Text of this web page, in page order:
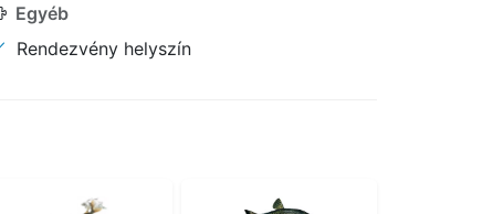
Egyéb
Rendezvény helyszín